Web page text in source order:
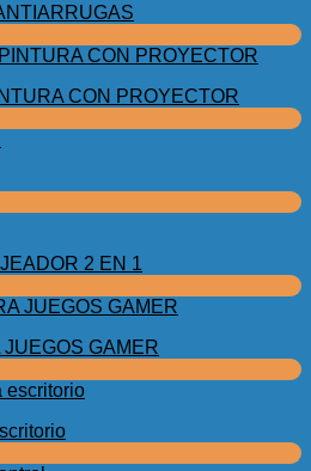
CON PROYECTOR
2 EN 1
GAMER